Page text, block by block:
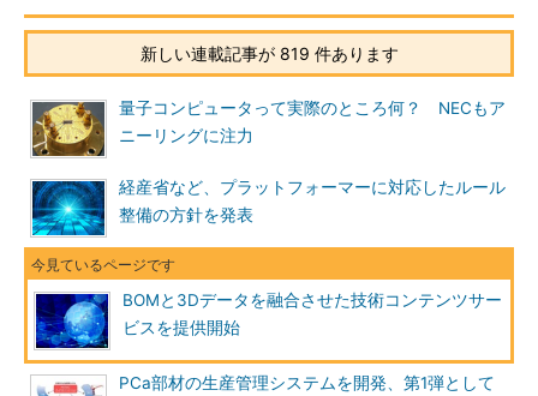
新しい連載記事が 819 件あります
量子コンピュータって実際のところ何？ NECもア
ニーリングに注力
経産省など、プラットフォーマーに対応したルール
整備の方針を発表
BOMと3Dデータを融合させた技術コンテンツサー
ビスを提供開始
PCa部材の生産管理システムを開発、第1弾として